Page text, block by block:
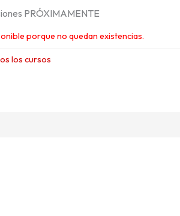
$15.000,00
hasta
PRÓXIMAMENTE
porque no quedan existencias.
los cursos